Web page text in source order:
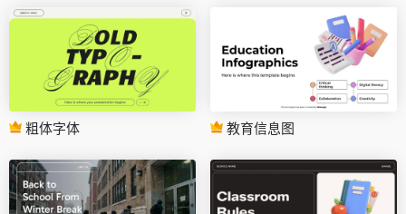
粗体字体 教育信息图